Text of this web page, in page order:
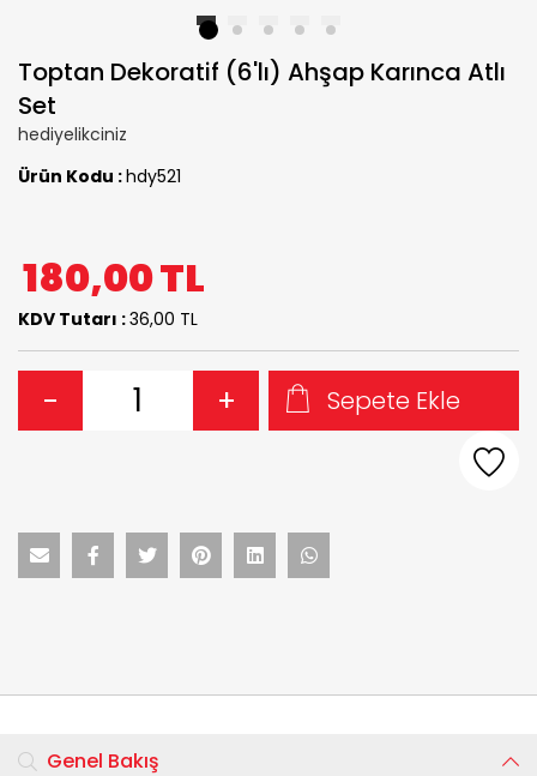
2 3 4 5
Toptan Dekoratif (6'lı) Ahşap Karınca Atlı
Set
hediyelikciniz
Ürün Kodu :hdy521
180,00TL
KDV Tutarı :36,00 TL
- + Sepete Ekle
Genel Bakış